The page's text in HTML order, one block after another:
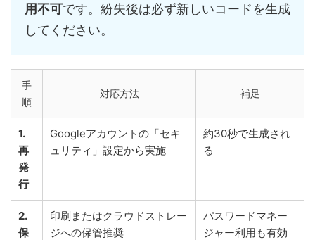
用不可です。紛失後は必ず新しいコードを生成
してください。
手
順
対応方法 補足
1.
再
発
行
Googleアカウントの「セキ
ュリティ」設定から実施
約30秒で生成され
る
2.
保
印刷またはクラウドストレー
ジへの保管推奨
パスワードマネー
ジャー利用も有効